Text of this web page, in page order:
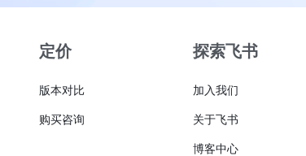
定价
版本对比
购买咨询
探索飞书
加入我们
关于飞书
博客中心